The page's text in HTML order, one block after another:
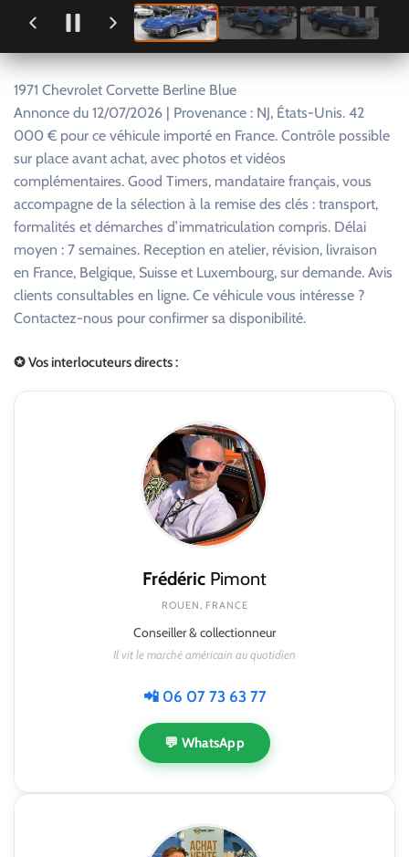
1971 Chevrolet Corvette Berline Blue
Annonce du 12/07/2026 | Provenance : NJ, États-Unis. 42
000 € pour ce véhicule importé en France. Contrôle possible
sur place avant achat, avec photos et vidéos
complémentaires. Good Timers, mandataire français, vous
accompagne de la sélection à la remise des clés : transport,
formalités et démarches d’immatriculation compris. Délai
moyen : 7 semaines. Reception en atelier, révision, livraison
en France, Belgique, Suisse et Luxembourg, sur demande. Avis
clients consultables en ligne. Ce véhicule vous intéresse ?
Contactez-nous pour confirmer sa disponibilité.
✪ Vos interlocuteurs directs :
Frédéric Pimont
ROUEN, FRANCE
Conseiller & collectionneur
Il vit le marché américain au quotidien
📲 06 07 73 63 77
💬 WhatsApp